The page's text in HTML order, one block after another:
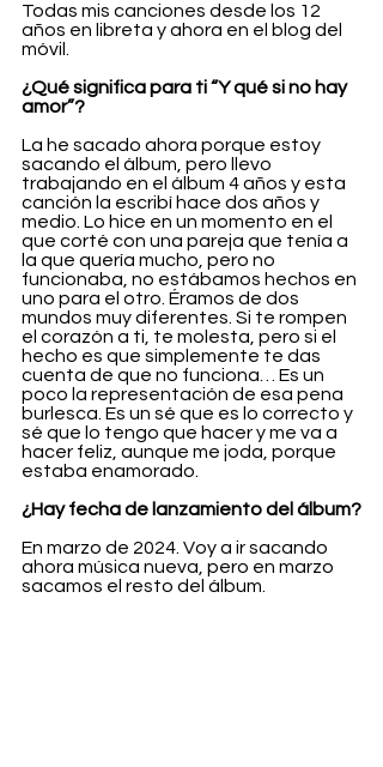
Todas mis canciones desde los 12
años en libreta y ahora en el blog del
móvil.
¿Qué significa para ti “Y qué si no hay
amor”?
La he sacado ahora porque estoy
sacando el álbum, pero llevo
trabajando en el álbum 4 años y esta
canción la escribí hace dos años y
medio. Lo hice en un momento en el
que corté con una pareja que tenía a
la que quería mucho, pero no
funcionaba, no estábamos hechos en
uno para el otro. Éramos de dos
mundos muy diferentes. Si te rompen
el corazón a ti, te molesta, pero si el
hecho es que simplemente te das
cuenta de que no funciona… Es un
poco la representación de esa pena
burlesca. Es un sé que es lo correcto y
sé que lo tengo que hacer y me va a
hacer feliz, aunque me joda, porque
estaba enamorado.
¿Hay fecha de lanzamiento del álbum?
En marzo de 2024. Voy a ir sacando
ahora música nueva, pero en marzo
sacamos el resto del álbum.